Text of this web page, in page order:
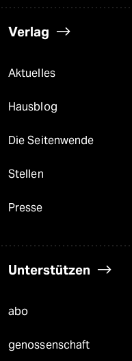
Verlag
Aktuelles
Hausblog
Die Seitenwende
Stellen
Presse
Unterstützen
abo
genossenschaft